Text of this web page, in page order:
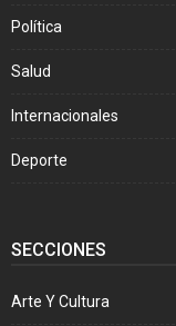
Política
Salud
Internacionales
Deporte
SECCIONES
Arte Y Cultura